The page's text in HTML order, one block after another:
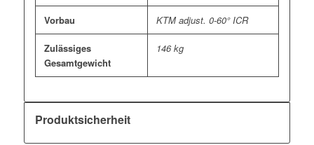
Vorbau KTM adjust. 0-60° ICR
Zulässiges
Gesamtgewicht
146 kg
Produktsicherheit